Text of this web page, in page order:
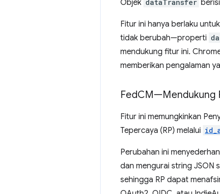
Objek dataTransfer
Fitur ini hanya berlaku
tidak berubah—properti
mendukung fitur ini.
memberikan pengalaman
FedCM—Mendukung
Fitur ini memungkinkan
Tepercaya (RP) melalui
Perubahan ini
dan mengurai string JSON
sehingga RP dapat